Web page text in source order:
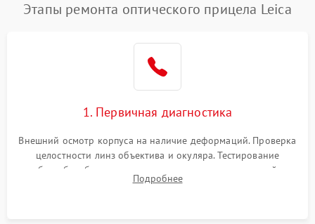
Этапы ремонта оптического прицела Leica
1. Первичная диагностика
Внешний осмотр корпуса на наличие деформаций. Проверка
целостности линз объектива и окуляра. Тестирование
работы барабанчиков ввода поправок, кольца отстройки
параллакса и зума. Выявление сколов, внутренних
Подробнее